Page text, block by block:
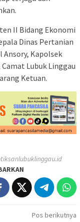
II Bidang Ekonomi
Dinas Pertanian
Ansory, Kapolsek
Lubuk Linggau
Ketuan.
Pos berikutnya